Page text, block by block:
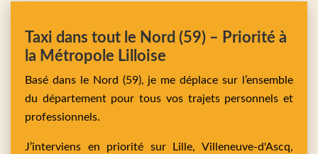
Taxi dans tout le Nord (59) – Priorité à
la Métropole Lilloise
Basé dans le Nord (59), je me déplace sur l’ensemble
du département pour tous vos trajets personnels et
professionnels.
J’interviens en priorité surLille,Villeneuve-d'Ascq,